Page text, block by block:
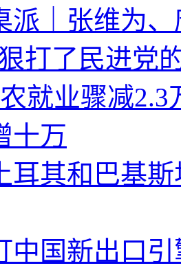
派｜张维为
打了民进党
就业骤减
十万
耳其和巴基
中国新出口